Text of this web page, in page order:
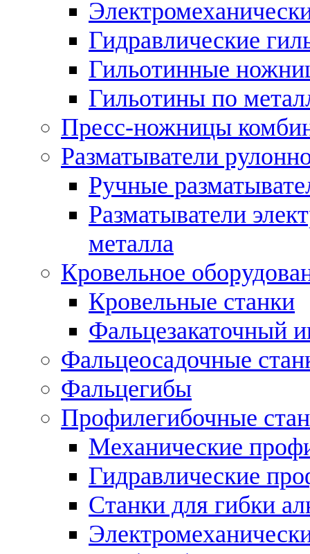
Гидравлические
Гильотинные
Гильотины по
Пресс-ножницы
Разматыватели
Ручные
Разматыватели
металла
Кровельное
Кровельные станки
Фальцезакаточный
Фальцеосадочные
Фальцегибы
Профилегибочные
Механические
Гидравлические
Станки для гибки